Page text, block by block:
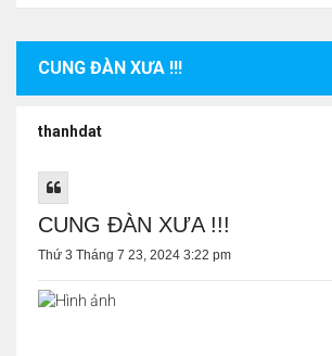
CUNG ĐÀN XƯA !!!
thanhdat
CUNG ĐÀN XƯA !!!
Thứ 3 Tháng 7 23, 2024 3:22 pm